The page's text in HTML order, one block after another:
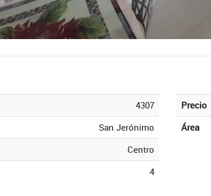
4307
San Jerónimo
Centro
4
Precio
Área